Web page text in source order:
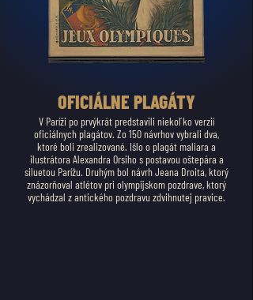
OFICIÁLNE PLAGÁTY
V Paríži po prvýkrát predstavili niekoľko verzií
oficiálnych plagátov. Zo 150 návrhov vybrali dva,
ktoré boli zrealizované. Išlo o plagát maliara a
ilustrátora Alexandra Orsiho s postavou oštepára a
siluetou Parížu. Druhým bol návrh Jeana Droita, ktorý
znázorňoval atlétov pri olympijskom pozdrave, ktorý
vychádzal z antického pozdravu zdvihnutej pravice.